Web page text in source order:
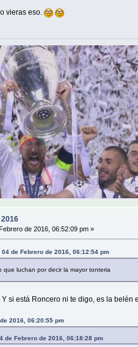
vieras eso.
2016
de 2016, 06:52:09 pm »
04 de Febrero de 2016, 06:12:54 pm
que luchan por decir la mayor tonteria
si está Roncero ni te digo, es la belén
2016, 06:20:55 pm
de Febrero de 2016, 06:18:28 pm